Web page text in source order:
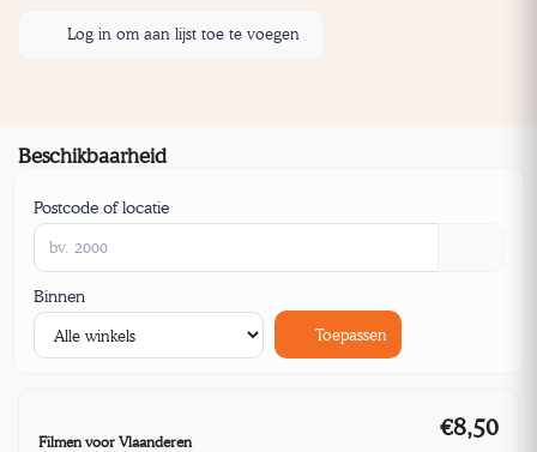
Log in om aan lijst toe te voegen
Beschikbaarheid
Postcode of locatie
Binnen
Toepassen
Filmen voor Vlaanderen
€8,50